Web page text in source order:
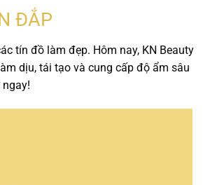
ĐẮP
tín đồ làm đẹp. Hôm nay, KN Beauty
dịu, tái tạo và cung cấp độ ẩm sâu